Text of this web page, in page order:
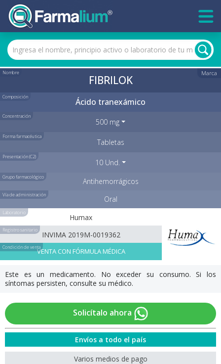
Nombre Marca
FIBRILOK
Composición Ácido tranexámico
Concentración
500 mg
Forma farmacéutica
Tabletas
Presentación (C2)
10 Und.
Grupo farmacológico Antihemorrágicos
Vía de administración Oral
Laboratorio
Humax
Registro sanitario
INVIMA 2019M-0019362
Condición de ventaVENTA CON FÓRMULA MÉDICA
Este es un medicamento. No exceder su consumo. Si los
síntomas persisten, consulte su médico.
Solicítalo ahora
Envíos a todo el país
Varios medios de pago